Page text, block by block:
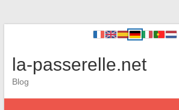
la-passerelle.net
Blog